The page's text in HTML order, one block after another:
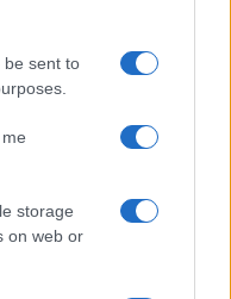
be sent to
storage
on web or